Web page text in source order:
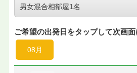
ご希望の出発日をタップして次画面
08月